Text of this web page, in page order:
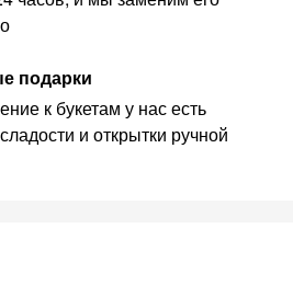
подарки
к букетам у нас есть
и открытки ручной